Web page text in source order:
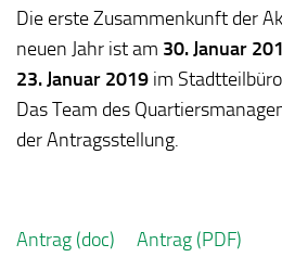
Die erste Zusammenkunft der
neuen Jahr ist am 30. Januar
23. Januar 2019 im
Das Team des
der Antragsstellung.
Antrag (doc) Antrag (PDF)